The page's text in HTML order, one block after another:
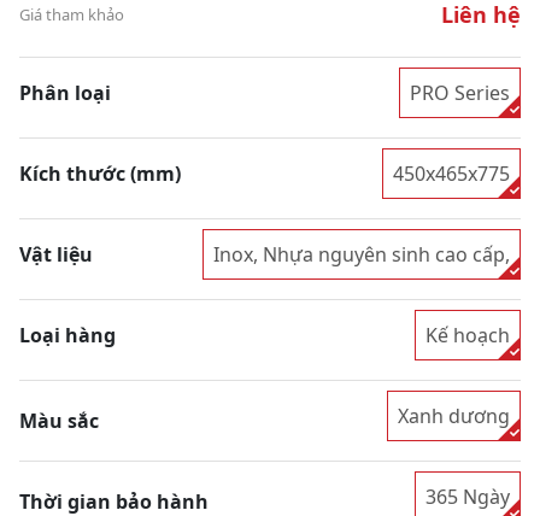
Giá tham khảo
Liên hệ
Phân loại PRO Series
Kích thước (mm) 450x465x775
Vật liệu Inox, Nhựa nguyên sinh cao cấp,
Loại hàng Kế hoạch
Màu sắc Xanh dương
Thời gian bảo hành 365 Ngày